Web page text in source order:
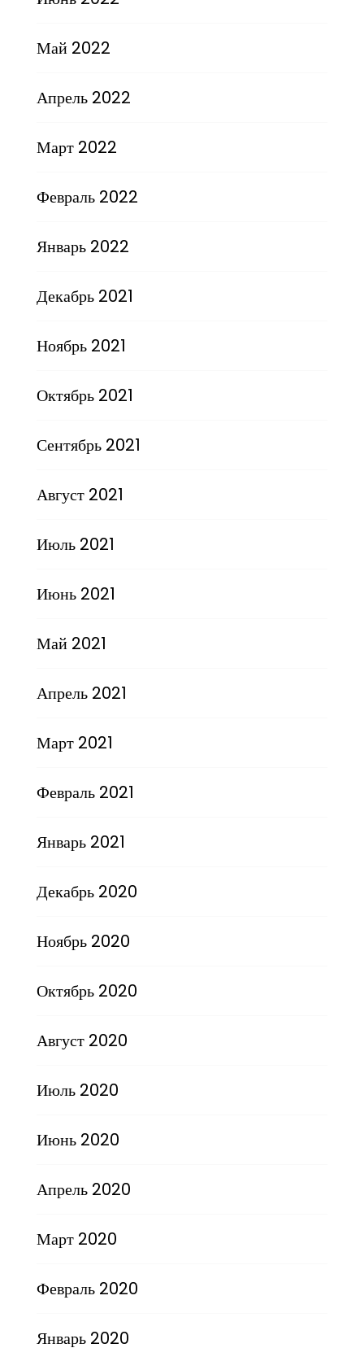
Май 2022
Апрель 2022
Март 2022
Февраль 2022
Январь 2022
Декабрь 2021
Ноябрь 2021
Октябрь 2021
Сентябрь 2021
Август 2021
Июль 2021
Июнь 2021
Май 2021
Апрель 2021
Март 2021
Февраль 2021
Январь 2021
Декабрь 2020
Ноябрь 2020
Октябрь 2020
Август 2020
Июль 2020
Июнь 2020
Апрель 2020
Март 2020
Февраль 2020
Январь 2020